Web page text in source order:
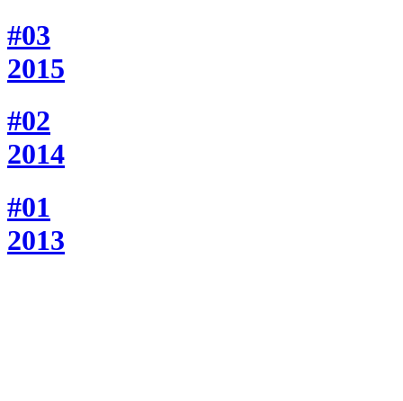
#03
2015
#02
2014
#01
2013